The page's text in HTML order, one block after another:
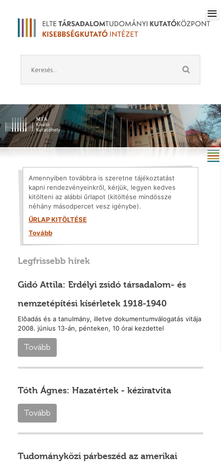
Amennyiben továbbra is szeretne tájékoztatást
kapni rendezvényeinkről, kérjük, legyen kedves
kitölteni az alábbi űrlapot (kitöltése mindössze
néhány másodpercet vesz igénybe).
ŰRLAP KITÖLTÉSE
Tovább
Legfrissebb hírek
Gidó Attila: Erdélyi zsidó társadalom- és
nemzetépítési kísérletek 1918-1940
Elõadás és a tanulmány, illetve dokumentumválogatás vitája
2008. június 13-án, pénteken, 10 órai kezdettel
Tovább
Tóth Ágnes: Hazatértek - kéziratvita
Tovább
Tudományközi párbeszéd az amerikai